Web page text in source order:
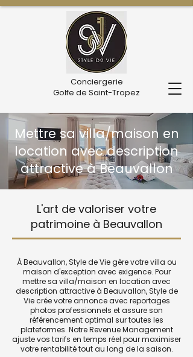
Conciergerie
Golfe de Saint-Tropez
Mettre sa villa/maison en
location avec description
attractive à Beauvallon
L'art de valoriser votre
patrimoine à Beauvallon
À Beauvallon, Style de Vie gère votre villa ou
maison d'exception avec exigence. Pour
mettre sa villa/maison en location avec
description attractive à Beauvallon, Style de
Vie crée votre annonce avec reportages
photos professionnels et assure son
référencement optimal sur toutes les
plateformes. Notre Revenue Management
ajuste vos tarifs en temps réel pour maximiser
votre rentabilité tout au long de la saison.